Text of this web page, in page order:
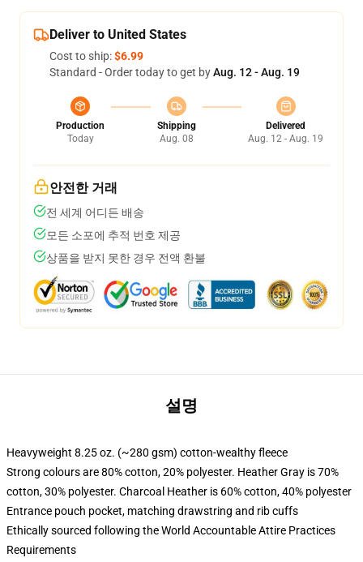
Deliver to United States
Cost to ship:$6.99
Standard - Order today to get byAug. 12 - Aug. 19
Production
Today
Shipping
Aug. 08
Delivered
Aug. 12 - Aug. 19
안전한 거래
전 세계 어디든 배송
모든 소포에 추적 번호 제공
상품을 받지 못한 경우 전액 환불
설명
Heavyweight 8.25 oz. (~280 gsm) cotton-wealthy fleece
Strong colours are 80% cotton, 20% polyester. Heather Gray is 70%
cotton, 30% polyester. Charcoal Heather is 60% cotton, 40% polyester
Entrance pouch pocket, matching drawstring and rib cuffs
Ethically sourced following the World Accountable Attire Practices
Requirements